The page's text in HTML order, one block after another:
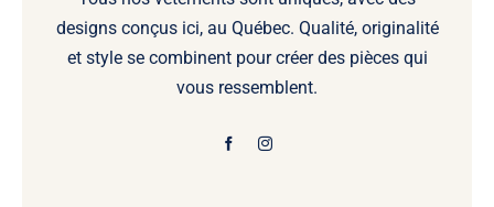
designs conçus ici, au Québec. Qualité, originalité
et style se combinent pour créer des pièces qui
vous ressemblent.